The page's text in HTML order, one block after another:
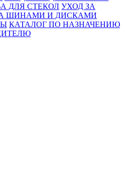
ДЛЯ СТЕКОЛ УХОД ЗА
ШИНАМИ И ДИСКАМИ
КАТАЛОГ ПО НАЗНАЧЕНИЮ